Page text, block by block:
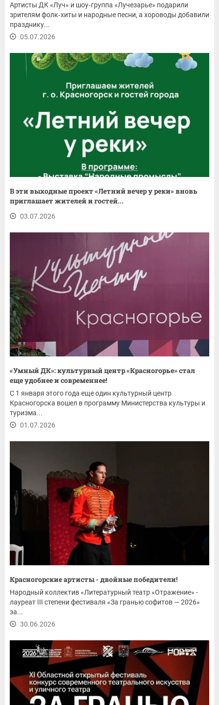
Артисты ДК «Луч» и шоу‑группа «Лучезарье» подарили
зрителям фолк‑хиты и народные песни, а хороводы добавили
празднику...
05.07.2026
В эти выходные проект «Летний вечер у реки» вновь
приглашает жителей и гостей...
03.07.2026
«Умный ДК»: культурный центр «Красногорье» стал
еще удобнее и современнее!
С 1 января этого года еще один культурный центр
Красногорска вошел в программу Министерства культуры и
туризма...
01.07.2026
Красногорские артисты - двойные победители!
Народный коллектив «Литературный театр «Отражение» -
лауреат III степени фестиваля «За гранью софитов — 2026»
за...
30.06.2026